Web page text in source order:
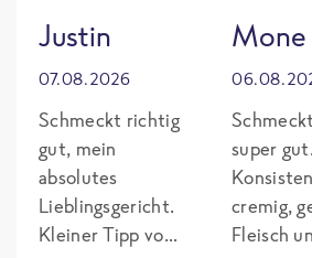
Justin
07.08.2026
Schmeckt richtig
gut, mein
absolutes
Lieblingsgericht.
Kleiner Tipp von
Mone
super gut.
cremig,
Fleisch